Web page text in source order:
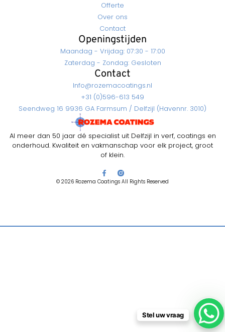
Al meer dan 50 jaar dé specialist uit Delfzijl in verf, coatings en
onderhoud. Kwaliteit en vakmanschap voor elk project, groot
of klein.
© 2026 Rozema Coatings All Rights Reserved
Offerte
Over ons
Contact
Openingstijden
Maandag - Vrijdag: 07:30 - 17:00
Zaterdag - Zondag: Gesloten
Contact
Info@rozemacoatings.nl
+31 (0)596-613 549
Seendweg 16 9936 GA Farmsum / Delfzijl (Havennr. 3010)
Stel uw vraag